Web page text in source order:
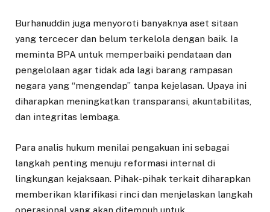
Burhanuddin juga menyoroti banyaknya aset sitaan
yang tercecer dan belum terkelola dengan baik. Ia
meminta BPA untuk memperbaiki pendataan dan
pengelolaan agar tidak ada lagi barang rampasan
negara yang “mengendap” tanpa kejelasan. Upaya ini
diharapkan meningkatkan transparansi, akuntabilitas,
dan integritas lembaga.
Para analis hukum menilai pengakuan ini sebagai
langkah penting menuju reformasi internal di
lingkungan kejaksaan. Pihak-pihak terkait diharapkan
memberikan klarifikasi rinci dan menjelaskan langkah
operasional yang akan ditempuh untuk